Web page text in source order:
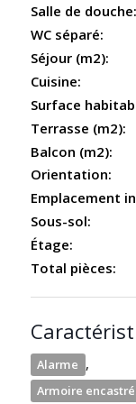
Salle de douche:
WC séparé:
Séjour (m2):
Cuisine:
Surface
Terrasse (m2):
Balcon (m2):
Orientation:
Emplacement
Sous-sol:
Étage:
Total pièces:
Alarme ,
Armoire